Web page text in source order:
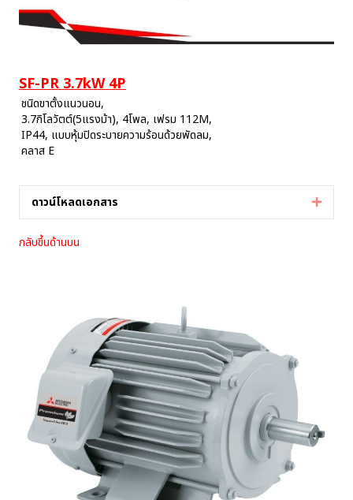
SF-PR 3.7kW 4P
ชนิดขาตั้งแนวนอน,
3.7กิโลวัตต์(5แรงม้า), 4โพล, เฟรม 112M,
IP44, แบบหุ้มปิดระบายความร้อนด้วยพัดลม,
คลาส E
ดาวน์โหลดเอกสาร
กลับขึ้นด้านบน